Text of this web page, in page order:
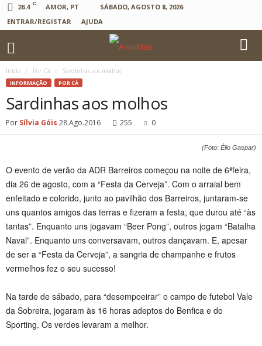
26.4 C AMOR, PT
SÁBADO, AGOSTO 8, 2026
ENTRAR/REGISTAR
AJUDA
Início Por Cá Sardinhas aos molhos
INFORMAÇÃO POR CÁ
Sardinhas aos molhos
Por Sílvia Góis 28.Ago.2016 255 0
(Foto: Élio Gaspar)
O evento de verão da ADR Barreiros começou na noite de 6ªfeira,
dia 26 de agosto, com a “Festa da Cerveja”. Com o arraial bem
enfeitado e colorido, junto ao pavilhão dos Barreiros, juntaram-se
uns quantos amigos das terras e fizeram a festa, que durou até “às
tantas”. Enquanto uns jogavam “Beer Pong”, outros jogam “Batalha
Naval”. Enquanto uns conversavam, outros dançavam. E, apesar
de ser a “Festa da Cerveja”, a sangria de champanhe e frutos
vermelhos fez o seu sucesso!
Na tarde de sábado, para “desempoeirar” o campo de futebol Vale
da Sobreira, jogaram às 16 horas adeptos do Benfica e do
Sporting. Os verdes levaram a melhor.